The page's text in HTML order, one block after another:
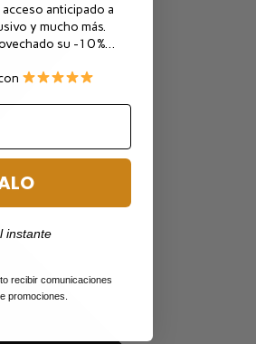
anticipado a
y mucho más.
su -10 %…
instante
recibir comunicaciones
promociones.